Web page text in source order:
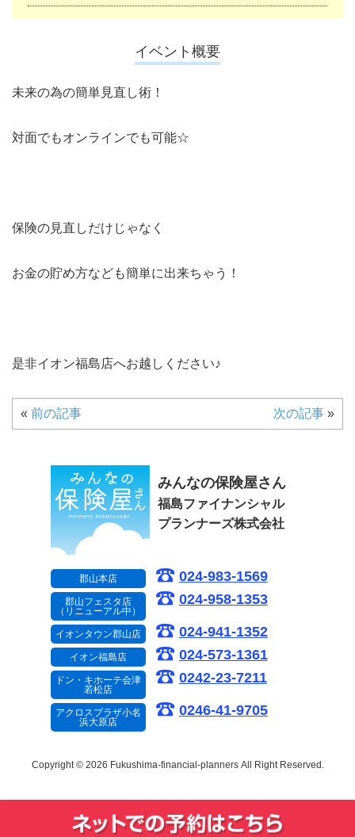
イベント概要
未来の為の簡単見直し術！
対面でもオンラインでも可能☆
保険の見直しだけじゃなく
お金の貯め方なども簡単に出来ちゃう！
是非イオン福島店へお越しください♪
« 前の記事 次の記事 »
みんなの保険屋さん
福島ファイナンシャル
プランナーズ株式会社
郡山本店 024-983-1569
郡山フェスタ店
（リニューアル中）
024-958-1353
イオンタウン郡山店 024-941-1352
イオン福島店 024-573-1361
ドン・キホーテ会津
若松店
0242-23-7211
アクロスプラザ小名
浜大原店
0246-41-9705
Copyright © 2026 Fukushima-financial-planners All Right Reserved.